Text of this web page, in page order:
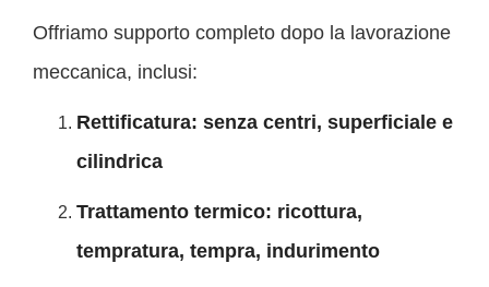
Offriamo supporto completo dopo la lavorazione
meccanica, inclusi:
Rettificatura: senza centri, superficiale e
cilindrica
Trattamento termico: ricottura,
tempratura, tempra, indurimento